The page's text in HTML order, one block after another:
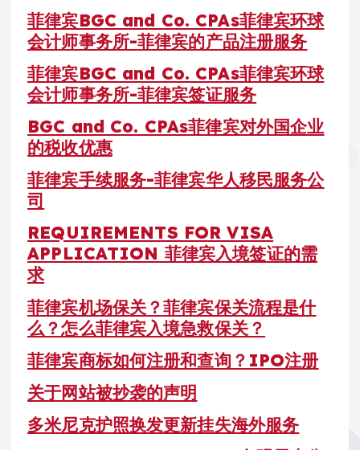
菲律宾BGC and Co. CPAs菲律宾环球
会计师事务所-菲律宾的产品注册服务
菲律宾BGC and Co. CPAs菲律宾环球
会计师事务所-菲律宾签证服务
BGC and Co. CPAs菲律宾对外国企业
的税收优惠
菲律宾手续服务-菲律宾华人移民服务公
司
REQUIREMENTS FOR VISA
APPLICATION 菲律宾入境签证的需
求
菲律宾机场保关？菲律宾保关流程是什
么？怎么菲律宾入境急救保关？
菲律宾商标如何注册和查询？IPO注册
关于网站被抄袭的声明
多米尼克护照换发更新挂失海外服务